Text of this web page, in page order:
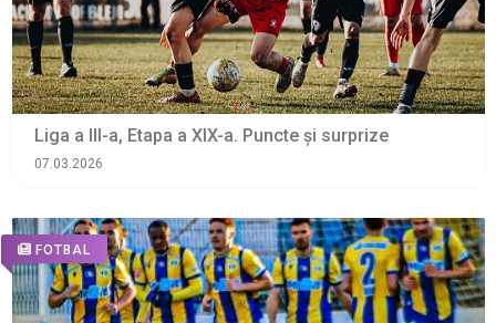
Liga a III-a, Etapa a XIX-a. Puncte și surprize
07.03.2026
FOTBAL